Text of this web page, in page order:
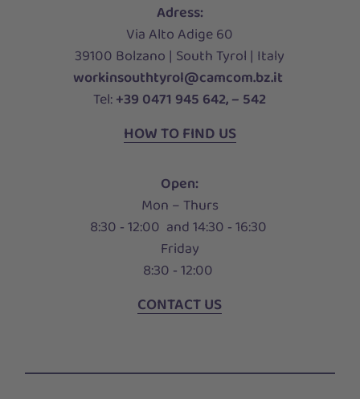
Adress:
Via Alto Adige 60
39100 Bolzano | South Tyrol | Italy
workinsouthtyrol@camcom.bz.it
Tel:+39 0471 945 642, – 542
HOW TO FIND US
Open:
Mon – Thurs
8:30 ‑ 12:00 and 14:30 ‑ 16:30
Friday
8:30 ‑ 12:00
CONTACT US